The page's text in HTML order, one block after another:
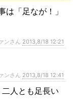
は「足なが！」
ンさん 2013,8/18 12:21
ンさん 2013,8/18 12:41
人とも足長い